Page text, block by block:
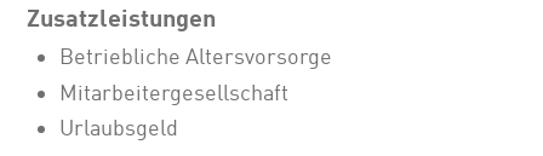
Zusatzleistungen
Betriebliche Altersvorsorge
Mitarbeitergesellschaft
Urlaubsgeld